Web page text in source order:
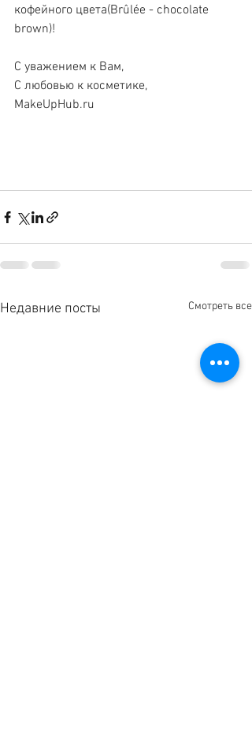
кофейного цвета(Brûlée - chocolate
brown)!
С уважением к Вам,
С любовью к косметике,
MakeUpHub.ru
Недавние посты Смотреть все